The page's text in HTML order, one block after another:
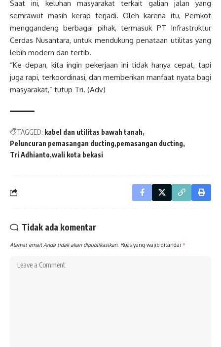
Saat ini, keluhan masyarakat terkait galian jalan yang
semrawut masih kerap terjadi. Oleh karena itu, Pemkot
menggandeng berbagai pihak, termasuk PT Infrastruktur
Cerdas Nusantara, untuk mendukung penataan utilitas yang
lebih modern dan tertib.
“Ke depan, kita ingin pekerjaan ini tidak hanya cepat, tapi
juga rapi, terkoordinasi, dan memberikan manfaat nyata bagi
masyarakat,” tutup Tri. (Adv)
TAGGED: kabel dan utilitas bawah tanah
Peluncuran pemasangan ducting pemasangan ducting
Tri Adhianto wali kota bekasi
Tidak ada komentar
Alamat email Anda tidak akan dipublikasikan. Ruas yang wajib ditandai *